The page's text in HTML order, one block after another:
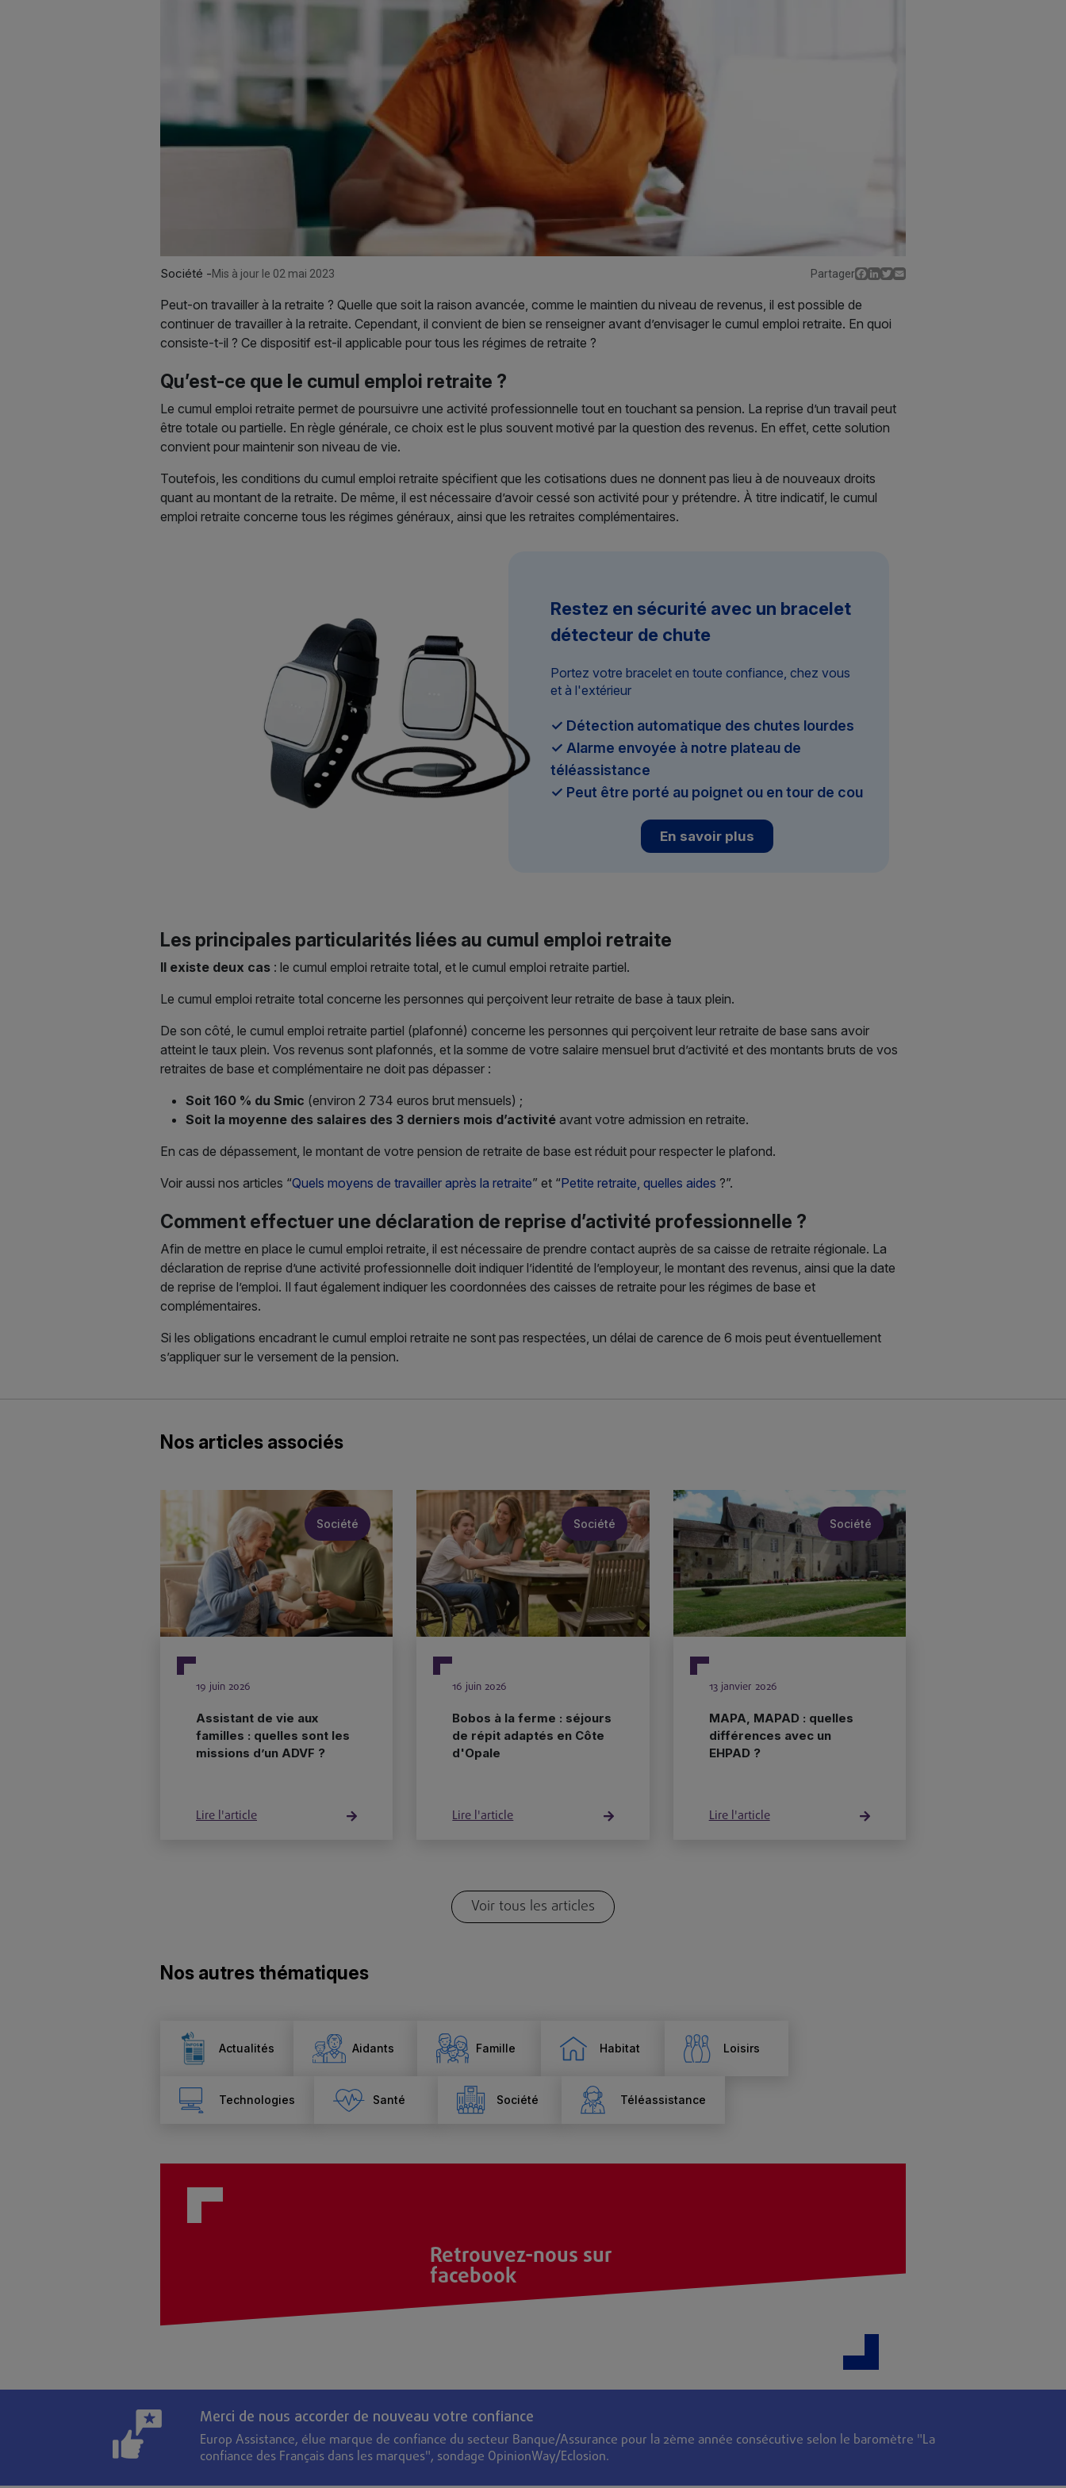
Société -Mis à jour le 02 mai 2023 Partager Facebook
LinkedIn
Twitter
Peut-on travailler à la retraite ? Quelle que soit la raison avancée, comme le maintien du niveau de revenus, il est possible de
continuer de travailler à la retraite. Cependant, il convient de bien se renseigner avant d’envisager le cumul emploi retraite. En quoi
consiste-t-il ? Ce dispositif est-il applicable pour tous les régimes de retraite ?
Qu’est-ce que le cumul emploi retraite ?
Le cumul emploi retraite permet de poursuivre une activité professionnelle tout en touchant sa pension. La reprise d’un travail peut
être totale ou partielle. En règle générale, ce choix est le plus souvent motivé par la question des revenus. En effet, cette solution
convient pour maintenir son niveau de vie.
Toutefois, les conditions du cumul emploi retraite spécifient que les cotisations dues ne donnent pas lieu à de nouveaux droits
quant au montant de la retraite. De même, il est nécessaire d’avoir cessé son activité pour y prétendre. À titre indicatif, le cumul
emploi retraite concerne tous les régimes généraux, ainsi que les retraites complémentaires.
Restez en sécurité avec un bracelet
détecteur de chute
Portez votre bracelet en toute confiance, chez vous
et à l'extérieur
✓ Détection automatique des chutes lourdes
✓ Alarme envoyée à notre plateau de
téléassistance
✓ Peut être porté au poignet ou en tour de cou
En savoir plus
Les principales particularités liées au cumul emploi retraite
Il existe deux cas : le cumul emploi retraite total, et le cumul emploi retraite partiel.
Le cumul emploi retraite total concerne les personnes qui perçoivent leur retraite de base à taux plein.
De son côté, le cumul emploi retraite partiel (plafonné) concerne les personnes qui perçoivent leur retraite de base sans avoir
atteint le taux plein. Vos revenus sont plafonnés, et la somme de votre salaire mensuel brut d’activité et des montants bruts de vos
retraites de base et complémentaire ne doit pas dépasser :
Soit 160 % du Smic (environ 2 734 euros brut mensuels) ;
Soit la moyenne des salaires des 3 derniers mois d’activité avant votre admission en retraite.
En cas de dépassement, le montant de votre pension de retraite de base est réduit pour respecter le plafond.
Voir aussi nos articles “Quels moyens de travailler après la retraite” et “Petite retraite, quelles aides ?”.
Comment effectuer une déclaration de reprise d’activité professionnelle ?
Afin de mettre en place le cumul emploi retraite, il est nécessaire de prendre contact auprès de sa caisse de retraite régionale. La
déclaration de reprise d’une activité professionnelle doit indiquer l’identité de l’employeur, le montant des revenus, ainsi que la date
de reprise de l’emploi. Il faut également indiquer les coordonnées des caisses de retraite pour les régimes de base et
complémentaires.
Si les obligations encadrant le cumul emploi retraite ne sont pas respectées, un délai de carence de 6 mois peut éventuellement
s’appliquer sur le versement de la pension.
Nos articles associés
Société
19 juin 2026
Assistant de vie aux
familles : quelles sont les
missions d’un ADVF ?
Lire l'article
Société
16 juin 2026
Bobos à la ferme : séjours
de répit adaptés en Côte
d'Opale
Lire l'article
Société
13 janvier 2026
MAPA, MAPAD : quelles
différences avec un
EHPAD ?
Lire l'article
Voir tous les articles
Nos autres thématiques
Actualités Aidants Famille Habitat Loisirs
Technologies Santé Société Téléassistance
Retrouvez-nous sur
facebook
Merci de nous accorder de nouveau votre confiance
Europ Assistance, élue marque de confiance du secteur Banque/Assurance pour la 2ème année consécutive selon le baromètre "La
confiance des Français dans les marques", sondage OpinionWay/Eclosion.